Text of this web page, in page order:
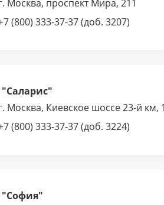
Москва, проспект Мира, 211
(800) 333-37-37 (доб. 3207)
Москва, Киевское шоссе 23-й км,
(800) 333-37-37 (доб. 3224)
"София"